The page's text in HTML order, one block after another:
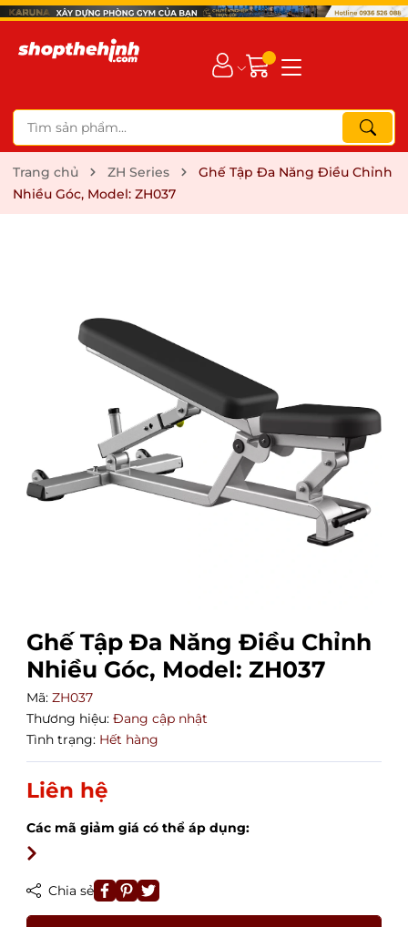
Trang chủ ZH Series
Ghế Tập Đa Năng Điều Chỉnh
Nhiều Góc, Model: ZH037
Ghế Tập Đa Năng Điều Chỉnh
Nhiều Góc, Model: ZH037
Mã: ZH037
Thương hiệu: Đang cập nhật
Tình trạng: Hết hàng
Liên hệ
Các mã giảm giá có thể áp dụng:
Chia sẻ